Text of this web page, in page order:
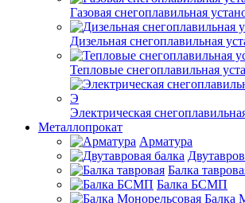
Газовая снегоплавильная
Дизельная снегоплавильная
Тепловые снегоплавильная
Электрическая
Металлопрокат
Арматура
Балка
Балка БСМП
Балка